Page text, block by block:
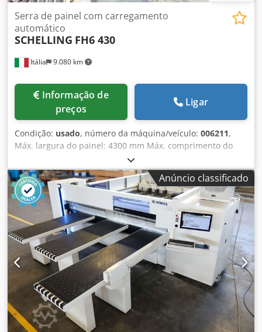
Itália 9.080 km
Serra de painel com carregamento
automático
SCHELLING FH6 430
preços
Ligar
Condição: usado, número da máquina/veículo: 006211,
Máx. largura do painel: 4300 mm Máx. comprimento do
painel: 2200 mm Máx. comprimento da lâmina de serra
principal da placa: 135 mm Número de pinças: 10
Csdpfoiwbfusx Afpeha segundo dispositivo de fixação
flexível: sim estação rotativa: sim
Anúncio classificado